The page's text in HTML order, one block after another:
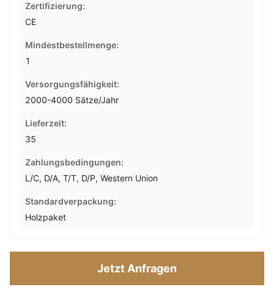
Zertifizierung:
CE
Mindestbestellmenge:
1
Versorgungsfähigkeit:
2000-4000 Sätze/Jahr
Lieferzeit:
35
Zahlungsbedingungen:
L/C, D/A, T/T, D/P, Western Union
Standardverpackung:
Holzpaket
Jetzt Anfragen